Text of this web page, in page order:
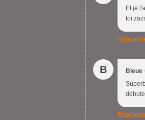
Et je
toi
Répondre
B Bleue
Répondre